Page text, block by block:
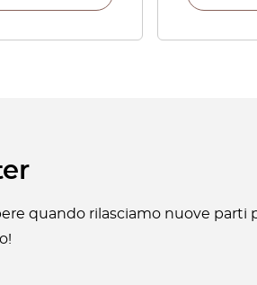
quando rilasciamo nuove parti